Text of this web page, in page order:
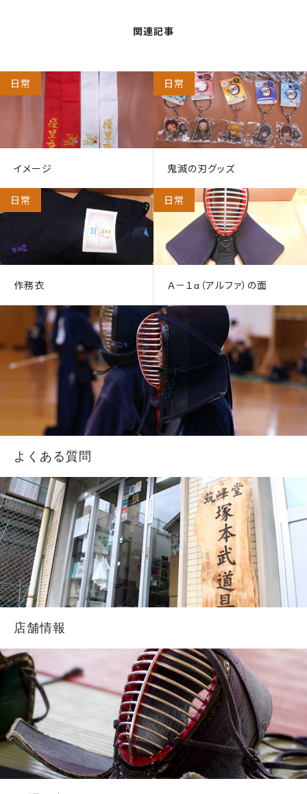
関連記事
日常
イメージ
日常
鬼滅の刃グッズ
日常
作務衣
日常
Ａ－１α（アルファ）の面
よくある質問
店舗情報